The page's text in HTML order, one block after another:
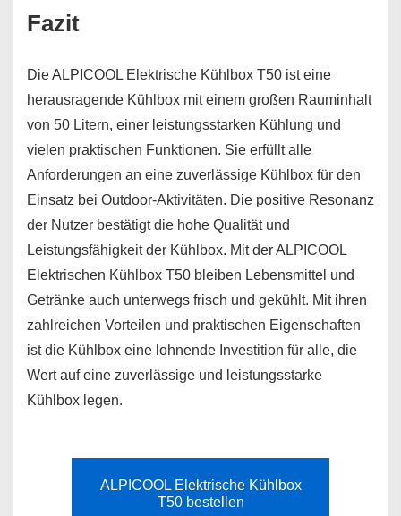
Fazit
Die ALPICOOL Elektrische Kühlbox T50 ist eine
herausragende Kühlbox mit einem großen Rauminhalt
von 50 Litern, einer leistungsstarken Kühlung und
vielen praktischen Funktionen. Sie erfüllt alle
Anforderungen an eine zuverlässige Kühlbox für den
Einsatz bei Outdoor-Aktivitäten. Die positive Resonanz
der Nutzer bestätigt die hohe Qualität und
Leistungsfähigkeit der Kühlbox. Mit der ALPICOOL
Elektrischen Kühlbox T50 bleiben Lebensmittel und
Getränke auch unterwegs frisch und gekühlt. Mit ihren
zahlreichen Vorteilen und praktischen Eigenschaften
ist die Kühlbox eine lohnende Investition für alle, die
Wert auf eine zuverlässige und leistungsstarke
Kühlbox legen.
ALPICOOL Elektrische Kühlbox
T50 bestellen